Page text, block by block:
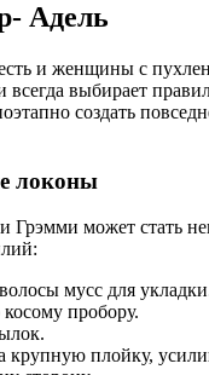
Адель
и женщины с
всегда выбирает
создать
локоны
Грэмми может стать
мусс для
пробору.
крупную плойку,